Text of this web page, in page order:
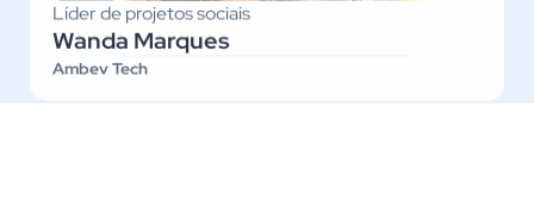
Líder de projetos sociais
Wanda Marques
Ambev Tech